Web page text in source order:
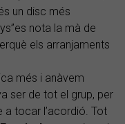
un disc més
nota la mà de
els arranjaments
més i anàvem
ser de tot el grup, per
a tocar l’acordió. Tot